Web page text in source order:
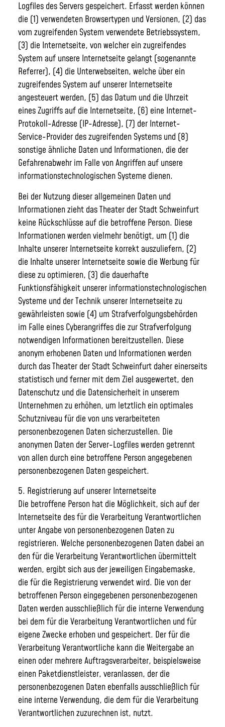
Logfiles des Servers gespeichert. Erfasst werden können
die (1) verwendeten Browsertypen und Versionen, (2) das
vom zugreifenden System verwendete Betriebssystem,
(3) die Internetseite, von welcher ein zugreifendes
System auf unsere Internetseite gelangt (sogenannte
Referrer), (4) die Unterwebseiten, welche über ein
zugreifendes System auf unserer Internetseite
angesteuert werden, (5) das Datum und die Uhrzeit
eines Zugriffs auf die Internetseite, (6) eine Internet-
Protokoll-Adresse (IP-Adresse), (7) der Internet-
Service-Provider des zugreifenden Systems und (8)
sonstige ähnliche Daten und Informationen, die der
Gefahrenabwehr im Falle von Angriffen auf unsere
informationstechnologischen Systeme dienen.
Bei der Nutzung dieser allgemeinen Daten und
Informationen zieht das Theater der Stadt Schweinfurt
keine Rückschlüsse auf die betroffene Person. Diese
Informationen werden vielmehr benötigt, um (1) die
Inhalte unserer Internetseite korrekt auszuliefern, (2)
die Inhalte unserer Internetseite sowie die Werbung für
diese zu optimieren, (3) die dauerhafte
Funktionsfähigkeit unserer informationstechnologischen
Systeme und der Technik unserer Internetseite zu
gewährleisten sowie (4) um Strafverfolgungsbehörden
im Falle eines Cyberangriffes die zur Strafverfolgung
notwendigen Informationen bereitzustellen. Diese
anonym erhobenen Daten und Informationen werden
durch das Theater der Stadt Schweinfurt daher einerseits
statistisch und ferner mit dem Ziel ausgewertet, den
Datenschutz und die Datensicherheit in unserem
Unternehmen zu erhöhen, um letztlich ein optimales
Schutzniveau für die von uns verarbeiteten
personenbezogenen Daten sicherzustellen. Die
anonymen Daten der Server-Logfiles werden getrennt
von allen durch eine betroffene Person angegebenen
personenbezogenen Daten gespeichert.
5. Registrierung auf unserer Internetseite
Die betroffene Person hat die Möglichkeit, sich auf der
Internetseite des für die Verarbeitung Verantwortlichen
unter Angabe von personenbezogenen Daten zu
registrieren. Welche personenbezogenen Daten dabei an
den für die Verarbeitung Verantwortlichen übermittelt
werden, ergibt sich aus der jeweiligen Eingabemaske,
die für die Registrierung verwendet wird. Die von der
betroffenen Person eingegebenen personenbezogenen
Daten werden ausschließlich für die interne Verwendung
bei dem für die Verarbeitung Verantwortlichen und für
eigene Zwecke erhoben und gespeichert. Der für die
Verarbeitung Verantwortliche kann die Weitergabe an
einen oder mehrere Auftragsverarbeiter, beispielsweise
einen Paketdienstleister, veranlassen, der die
personenbezogenen Daten ebenfalls ausschließlich für
eine interne Verwendung, die dem für die Verarbeitung
Verantwortlichen zuzurechnen ist, nutzt.